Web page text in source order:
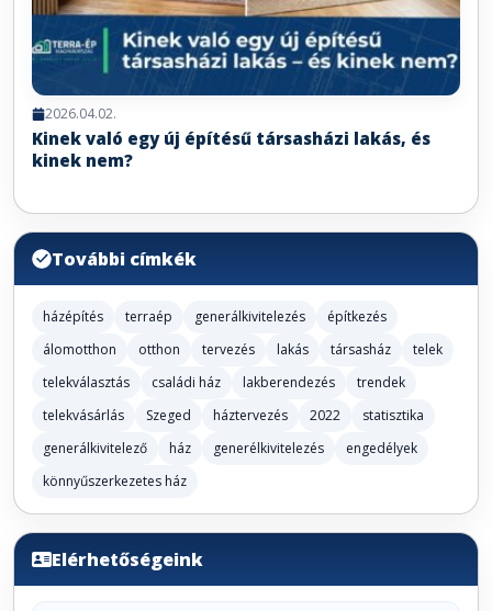
2026.04.02.
Kinek való egy új építésű társasházi lakás, és
kinek nem?
További címkék
házépítés terraép generálkivitelezés
építkezés
álomotthon
otthon tervezés lakás társasház
telek
telekválasztás
családi ház lakberendezés
trendek
telekvásárlás
Szeged háztervezés 2022
statisztika
generálkivitelező
ház generélkivitelezés
engedélyek
könnyűszerkezetes ház
Elérhetőségeink